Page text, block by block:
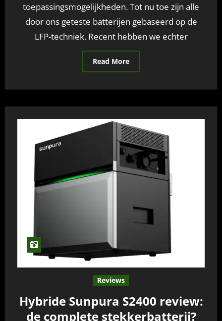
toepassingsmogelijkheden. Tot nu toe zijn alle
door ons geteste batterijen gebaseerd op de
LFP-techniek. Recent hebben we echter
Read More
Reviews
Hybride Sunpura S2400 review:
de complete stekkerbatterij?